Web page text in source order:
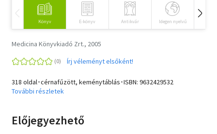
Könyv E-könyv Antikvár Idegen nyelvű
Medicina Könyvkiadó Zrt., 2005
Írj véleményt elsőként!
318 oldal･cérnafűzött, keménytáblás･ISBN: 9632429532
További részletek
Előjegyezhető